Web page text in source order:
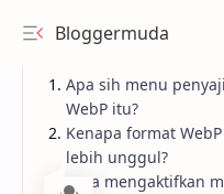
Bloggermuda
Apa sih menu
WebP itu?
Kenapa format
lebih unggul?
Cara mengaktifkan